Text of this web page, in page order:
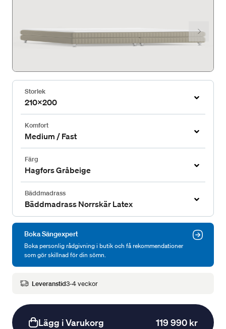
Storlek
210x200
Komfort
Medium / Fast
Färg
Hagfors Gråbeige
Bäddmadrass
Bäddmadrass Norrskär Latex
Boka Sängexpert
Boka personlig rådgivning i butik och få rekommendationer
som gör skillnad för din sömn.
Leveranstid3-4 veckor
Lägg i Varukorg 119 990 kr